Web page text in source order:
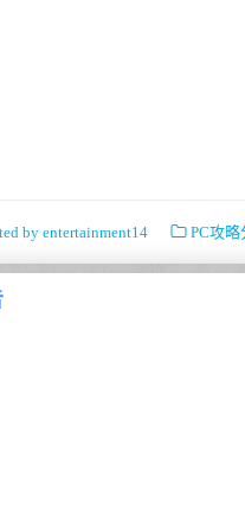
byentertainment14 PC攻略